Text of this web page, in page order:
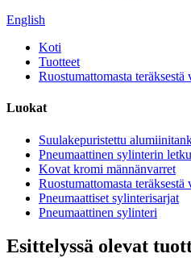
English
Koti
Tuotteet
Ruostumattomasta
Luokat
Suulakepuristettu
Pneumaattinen sylinterin letku
Kovat kromi männänvarret
Ruostumattomasta
Pneumaattiset sylinterisarjat
Pneumaattinen sylinteri
Esittelyssä olevat